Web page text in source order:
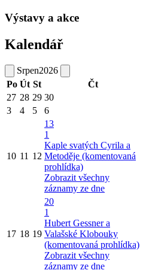
Výstavy a akce
Kalendář
Srpen2026
Po Út St Čt
27 28 29 30
3
4 5 6
10 11 12
13
1
Kaple svatých Cyrila a
Metoděje (komentovaná
prohlídka)
Zobrazit všechny
záznamy ze dne
17 18 19
20
1
Hubert Gessner a
Valašské Klobouky
(komentovaná prohlídka)
Zobrazit všechny
záznamy ze dne